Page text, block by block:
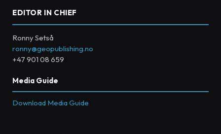
EDITOR IN CHIEF
Ronny Setså
ronny@geopublishing.no
+47 901 08 659
Media Guide
Download Media Guide